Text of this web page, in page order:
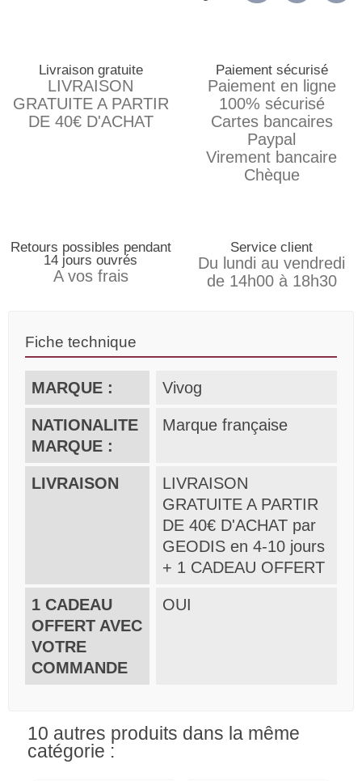
Livraison gratuite
LIVRAISON
GRATUITE A PARTIR
DE 40€ D'ACHAT
Paiement sécurisé
Paiement en ligne
100% sécurisé
Cartes bancaires
Paypal
Virement bancaire
Chèque
Retours possibles pendant
14 jours ouvrés
A vos frais
Service client
Du lundi au vendredi
de 14h00 à 18h30
Fiche technique
MARQUE : Vivog
NATIONALITE
MARQUE :
Marque française
LIVRAISON
LIVRAISON
GRATUITE A PARTIR
DE 40€ D'ACHAT par
GEODIS en 4-10 jours
+ 1 CADEAU OFFERT
1 CADEAU
OFFERT AVEC
VOTRE
COMMANDE
OUI
10 autres produits dans la même
catégorie :